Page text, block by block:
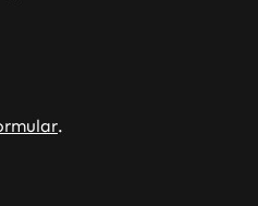
.
– öffnet in neuem Tab
– öffnet in neuem Tab
auf LinkedIn – öffnet in